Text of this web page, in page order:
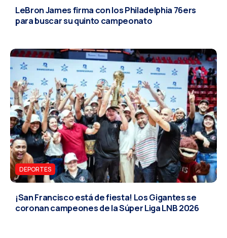
LeBron James firma con los Philadelphia 76ers
para buscar su quinto campeonato
DEPORTES
¡San Francisco está de fiesta! Los Gigantes se
coronan campeones de la Súper Liga LNB 2026